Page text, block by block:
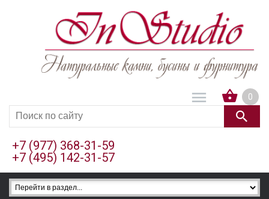
0
+7 (977) 368-31-59
+7 (495) 142-31-57